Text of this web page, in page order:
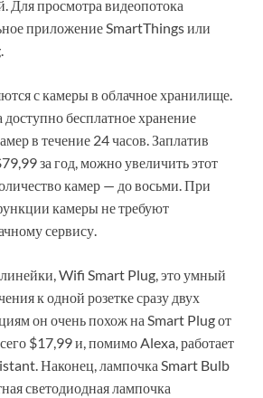
Для просмотра видеопотока
приложение SmartThings или
с камеры в облачное хранилище.
бесплатное хранение
в течение 24 часов. Заплатив
за год, можно увеличить этот
камер — до восьми. При
камеры не требуют
сервису.
Wifi Smart Plug, это умный
к одной розетке сразу двух
он очень похож на Smart Plug от
$17,99 и, помимо Alexa, работает
Наконец, лампочка Smart Bulb
светодиодная лампочка